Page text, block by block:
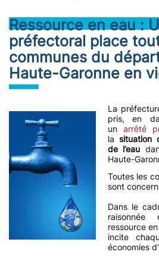
Ressource en eau :
préfectoral place
communes du
Haute-Garonne en
La
pris, en
un arrêté
la situation
de l’eau
Haute-
Toutes les
sont
Dans le
ressource
incite
économies